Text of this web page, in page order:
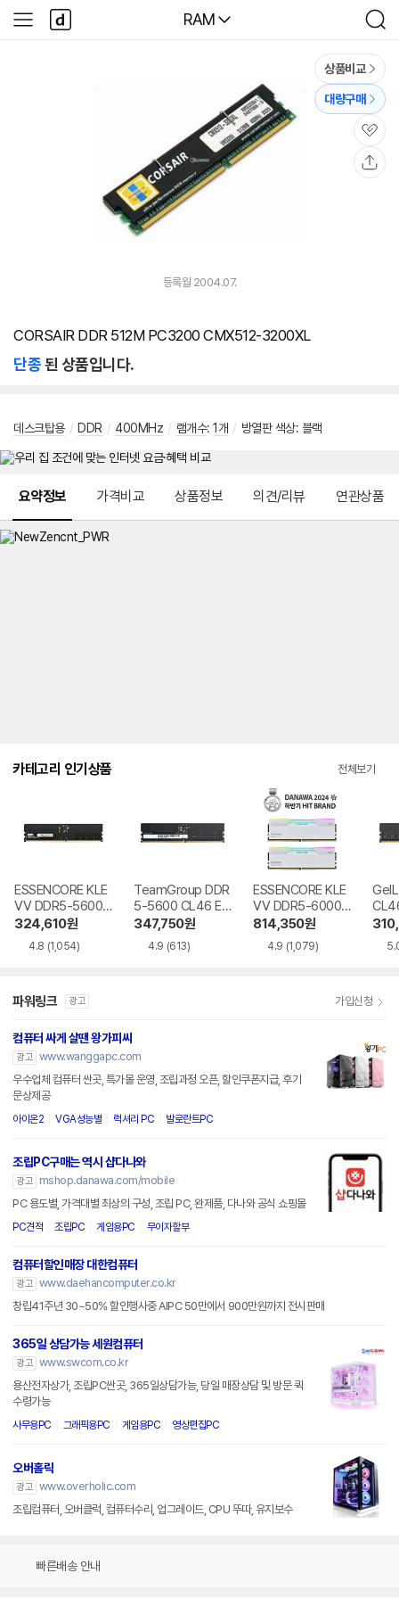
다나와
RAM
검
색
사
이
다
나
와
상품비교
대량구매
관
심
등록월 2004.07.
CORSAIR DDR 512M PC3200 CMX512-3200XL
단종된 상품입니다.
데스크탑용 / DDR / 400MHz / 램개수: 1개 / 방열판 색상: 블랙
요약정보 가격비교 상품정보 의견/리뷰 연관상품
카테고리 인기상품 전체보기
ESSENCORE KLE
VV DDR5-5600
CL46 파인인포
324,610원
4.8 (1,054)
TeamGroup DDR
5-5600 CL46 Elit
e 서린
347,750원
4.9 (613)
ESSENCORE KLE
VV DDR5-6000
CL30 CRAS V RG
B WHITE 패키지
서린
814,350원
4.9 (1,079)
파워링크 광고 가입신청
컴퓨터 싸게 살땐 왕가피씨
광고 www.wanggapc.com
우수업체 컴퓨터 싼곳, 특가몰 운영, 조립과정 오픈, 할인쿠폰지급, 후기
문상제공
아이온2 VGA성능별 럭셔리 PC 발로란트PC
조립PC구매는 역시 샵다나와
광고
mshop.danawa.com/mobile
PC 용도별, 가격대별 최상의 구성, 조립 PC, 완제품, 다나와 공식 쇼핑몰
PC견적 조립PC 게임용PC 무이자할부
컴퓨터할인매장 대한컴퓨터
광고 www.daehancomputer.co.kr
창립41주년 30~50% 할인행사중 AIPC 50만에서 900만원까지 전시판매
365일 상담가능 세원컴퓨터
광고 www.swcom.co.kr
용산전자상가, 조립PC싼곳, 365일상담가능, 당일 매장상담 및 방문 퀵
수령가능
사무용PC 그래픽용PC 게임용PC 영상편집PC
오버홀릭
광고 www.overholic.com
조립컴퓨터, 오버클럭, 컴퓨터수리, 업그레이드, CPU 뚜따, 유지보수
빠른배송 안내